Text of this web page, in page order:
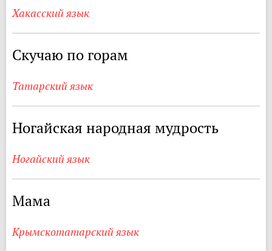
Хакасский язык
Скучаю по горам
Татарский язык
Ногайская народная мудрость
Ногайский язык
Мама
Крымскотатарский язык